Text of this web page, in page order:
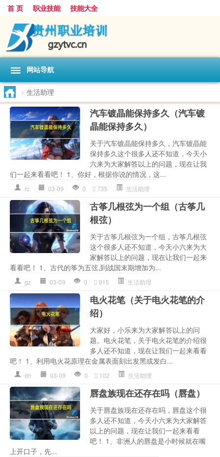
首 页 职业技能 技能大全
网站导航
> 生活助理
汽车镀晶能保持多久（汽车镀
晶能保持多久）
关于汽车镀晶能保持多久，汽车镀晶能
保持多久这个很多人还不知道，今天小
六来为大家解答以上的问题，现在让我
们一起来看看吧！ 1、你好，根据你说的情况，这...
rc 03-09 0 735 生活助理
古筝几根弦为一个组（古筝几
根弦）
关于古筝几根弦为一个组，古筝几根弦
这个很多人还不知道，今天小六来为大
家解答以上的问题，现在让我们一起来
看看吧！ 1、古代的筝为五弦,到战国末期增加为...
gz 03-09 0 915 生活助理
电火花笔（关于电火花笔的介
绍）
大家好，小乐来为大家解答以上的问
题。电火花笔，关于电火花笔的介绍很
多人还不知道，现在让我们一起来看看
吧！ 1、利用电火花原理在金属表面刻出发黑或发白...
dh 03-09 0 102 生活助理
唇盘族现在还存在吗（唇盘）
关于唇盘族现在还存在吗，唇盘这个很
多人还不知道，今天小六来为大家解答
以上的问题，现在让我们一起来看看
吧！ 1、非洲人的唇盘是小时候就在嘴
上开口子，先...